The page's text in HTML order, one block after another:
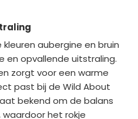
aubergine en bruin
en opvallende uitstraling.
zorgt voor een warme
past bij de Wild About
bekend om de balans
het rokje